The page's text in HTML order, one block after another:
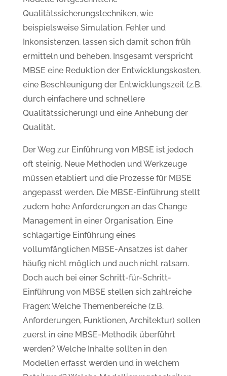
Qualitätssicherungstechniken, wie
beispielsweise Simulation. Fehler und
Inkonsistenzen, lassen sich damit schon früh
ermitteln und beheben. Insgesamt verspricht
MBSE eine Reduktion der Entwicklungskosten,
eine Beschleunigung der Entwicklungszeit (z.B.
durch einfachere und schnellere
Qualitätssicherung) und eine Anhebung der
Qualität.
Der Weg zur Einführung von MBSE ist jedoch
oft steinig. Neue Methoden und Werkzeuge
müssen etabliert und die Prozesse für MBSE
angepasst werden. Die MBSE-Einführung stellt
zudem hohe Anforderungen an das Change
Management in einer Organisation. Eine
schlagartige Einführung eines
vollumfänglichen MBSE-Ansatzes ist daher
häufig nicht möglich und auch nicht ratsam.
Doch auch bei einer Schritt-für-Schritt-
Einführung von MBSE stellen sich zahlreiche
Fragen: Welche Themenbereiche (z.B.
Anforderungen, Funktionen, Architektur) sollen
zuerst in eine MBSE-Methodik überführt
werden? Welche Inhalte sollten in den
Modellen erfasst werden und in welchem